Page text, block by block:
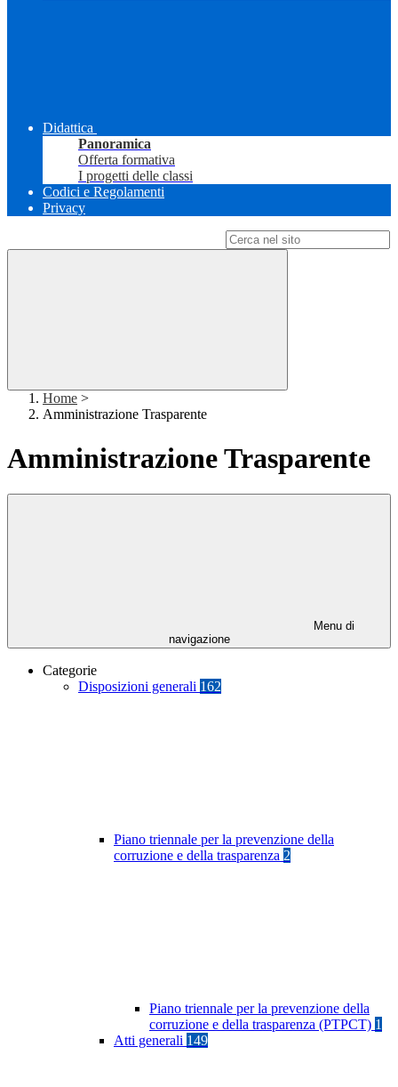
Didattica
Panoramica
Offerta formativa
I progetti delle classi
Codici e Regolamenti
Privacy
Home >
Amministrazione Trasparente
Amministrazione Trasparente
Menu di
navigazione
Categorie
Disposizioni generali 162
Piano triennale per la prevenzione della
corruzione e della trasparenza 2
Piano triennale per la prevenzione della
corruzione e della trasparenza (PTPCT) 1
Atti generali 149